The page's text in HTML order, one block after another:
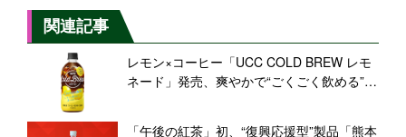
関連記事
レモン×コーヒー「UCC COLD BREW レモ
ネード」発売、爽やかで“ごくごく飲める”ア
「午後の紅茶」初、“復興応援型”製品「熊本